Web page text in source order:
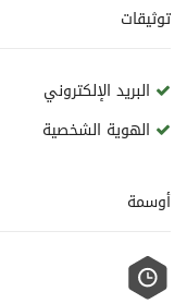
توثيقات
البريد الإلكتروني
الهوية الشخصية
أوسمة